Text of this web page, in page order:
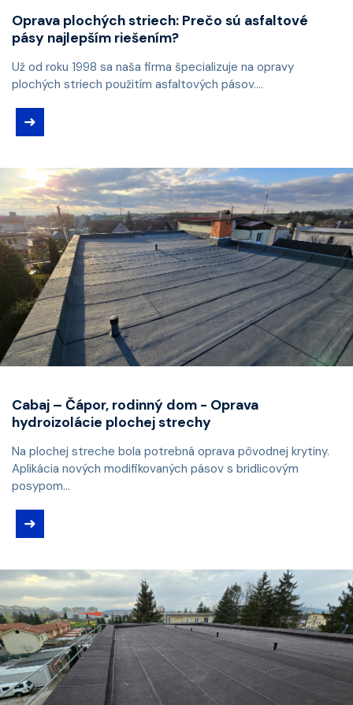
Oprava plochých striech: Prečo sú asfaltové
pásy najlepším riešením?
Už od roku 1998 sa naša firma špecializuje na opravy
plochých striech použitím asfaltových pásov....
➜
Cabaj – Čápor, rodinný dom - Oprava
hydroizolácie plochej strechy
Na plochej streche bola potrebná oprava pôvodnej krytiny.
Aplikácia nových modifikovaných pásov s bridlicovým
posypom...
➜